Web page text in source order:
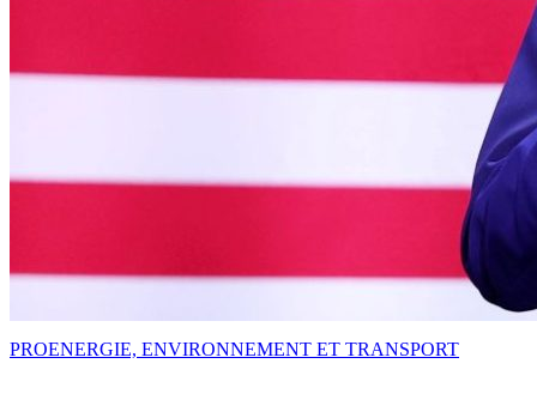
PROENERGIE, ENVIRONNEMENT ET TRANSPORT